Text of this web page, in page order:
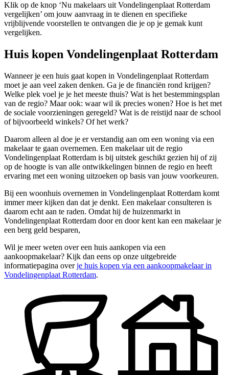
Klik op de knop ‘Nu makelaars uit Vondelingenplaat Rotterdam
vergelijken’ om jouw aanvraag in te dienen en specifieke
vrijblijvende voorstellen te ontvangen die je op je gemak kunt
vergelijken.
Huis kopen Vondelingenplaat Rotterdam
Wanneer je een huis gaat kopen in Vondelingenplaat Rotterdam
moet je aan veel zaken denken. Ga je de financiën rond krijgen?
Welke plek voel je je het meeste thuis? Wat is het bestemmingsplan
van de regio? Maar ook: waar wil ik precies wonen? Hoe is het met
de sociale voorzieningen geregeld? Wat is de reistijd naar de school
of bijvoorbeeld winkels? Of het werk?
Daarom alleen al doe je er verstandig aan om een woning via een
makelaar te gaan overnemen. Een makelaar uit de regio
Vondelingenplaat Rotterdam is bij uitstek geschikt gezien hij of zij
op de hoogte is van alle ontwikkelingen binnen de regio en heeft
ervaring met een woning uitzoeken op basis van jouw voorkeuren.
Bij een woonhuis overnemen in Vondelingenplaat Rotterdam komt
immer meer kijken dan dat je denkt. Een makelaar consulteren is
daarom echt aan te raden. Omdat hij de huizenmarkt in
Vondelingenplaat Rotterdam door en door kent kan een makelaar je
een berg geld besparen,
Wil je meer weten over een huis aankopen via een
aankoopmakelaar? Kijk dan eens op onze uitgebreide
informatiepagina overje huis kopen via een aankoopmakelaar in
Vondelingenplaat Rotterdam.